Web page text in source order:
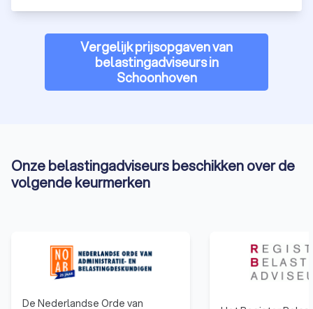
Vergelijk prijsopgaven van
belastingadviseurs in
Schoonhoven
Onze belastingadviseurs beschikken over de
volgende keurmerken
De Nederlandse Orde van